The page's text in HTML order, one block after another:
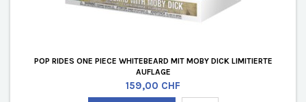
POP RIDES ONE PIECE WHITEBEARD MIT MOBY DICK LIMITIERTE
AUFLAGE
Preis
159,00 CHF